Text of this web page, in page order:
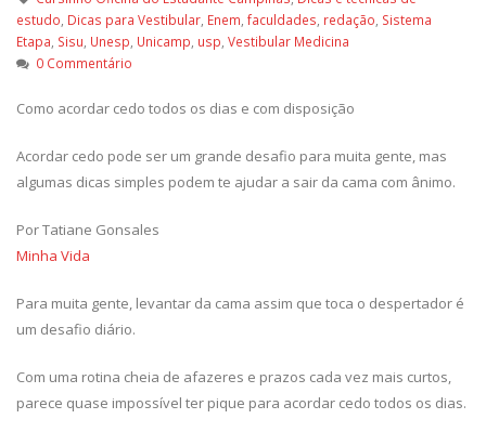
estudo Dicas para Vestibular Enem faculdades redação Sistema
Etapa Sisu Unesp Unicamp usp Vestibular Medicina
0 Commentário
Como acordar cedo todos os dias e com disposição
Acordar cedo pode ser um grande desafio para muita gente, mas
algumas dicas simples podem te ajudar a sair da cama com ânimo.
Por Tatiane Gonsales
Minha Vida
Para muita gente, levantar da cama assim que toca o despertador é
um desafio diário.
Com uma rotina cheia de afazeres e prazos cada vez mais curtos,
parece quase impossível ter pique para acordar cedo todos os dias.